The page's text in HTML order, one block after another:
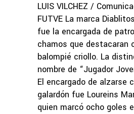
LUIS VILCHEZ /
FUTVE La marca
fue la encargada de
chamos que destacaran
balompié criollo. La
nombre de “Jugador
El encargado de alzarse
galardón fue Loureins
quien marcó ocho goles